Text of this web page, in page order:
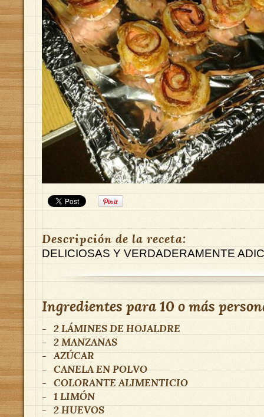
Descripción de la receta:
DELICIOSAS Y VERDADERAMENTE
Ingredientes para10 o más
- 2LÁMINES DE HOJALDRE
- 2MANZANAS
- AZÚCAR
- CANELA EN POLVO
- COLORANTE ALIMENTICIO
- 1 LIMÓN
- 2HUEVOS